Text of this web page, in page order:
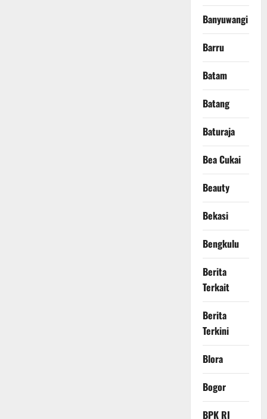
Banyuwangi
Barru
Batam
Batang
Baturaja
Bea Cukai
Beauty
Bekasi
Bengkulu
Berita
Terkait
Berita
Terkini
Blora
Bogor
BPK RI